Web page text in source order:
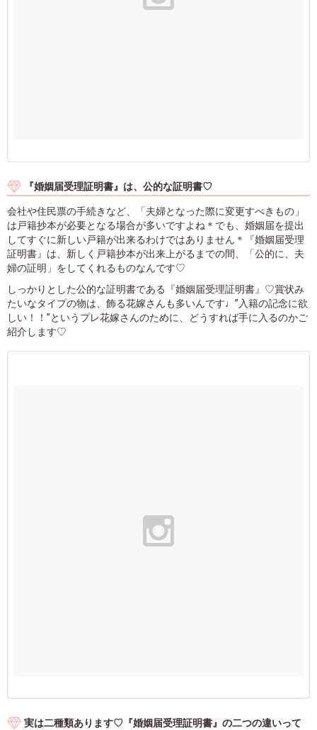
『婚姻届受理証明書』は、公的な証明書♡
会社や住民票の手続きなど、「夫婦となった際に変更すべきもの」
は戸籍抄本が必要となる場合が多いですよね＊でも、婚姻届を提出
してすぐに新しい戸籍が出来るわけではありません＊『婚姻届受理
証明書』は、新しく戸籍抄本が出来上がるまでの間、「公的に、夫
婦の証明」をしてくれるものなんです♡
しっかりとした公的な証明書である『婚姻届受理証明書』♡賞状み
たいなタイプの物は、飾る花嫁さんも多いんです♩”入籍の記念に欲
しい！！”というプレ花嫁さんのために、どうすれば手に入るのかご
紹介します♡
実は二種類あります♡『婚姻届受理証明書』の二つの違いって